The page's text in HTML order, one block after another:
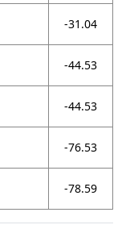
-31.04
-44.53
-44.53
-76.53
-78.59